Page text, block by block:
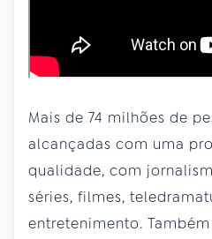
Mais de 74 milhões de
alcançadas com uma
qualidade, com
séries, filmes,
entretenimento.